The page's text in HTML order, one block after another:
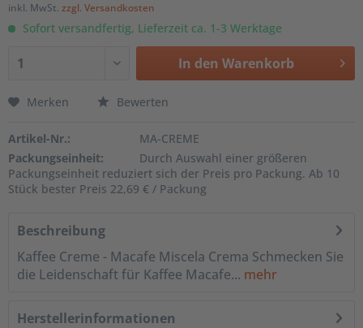
inkl. MwSt. zzgl. Versandkosten
Sofort versandfertig, Lieferzeit ca. 1-3 Werktage
In den Warenkorb
Merken Bewerten
Artikel-Nr.:
MA-CREME
Packungseinheit:
Durch Auswahl einer größeren
Packungseinheit reduziert sich der Preis pro Packung. Ab 10
Stück bester Preis 22,69 € / Packung
Beschreibung
Kaffee Creme - Macafe Miscela Crema Schmecken Sie
die Leidenschaft für Kaffee Macafe... mehr
Herstellerinformationen